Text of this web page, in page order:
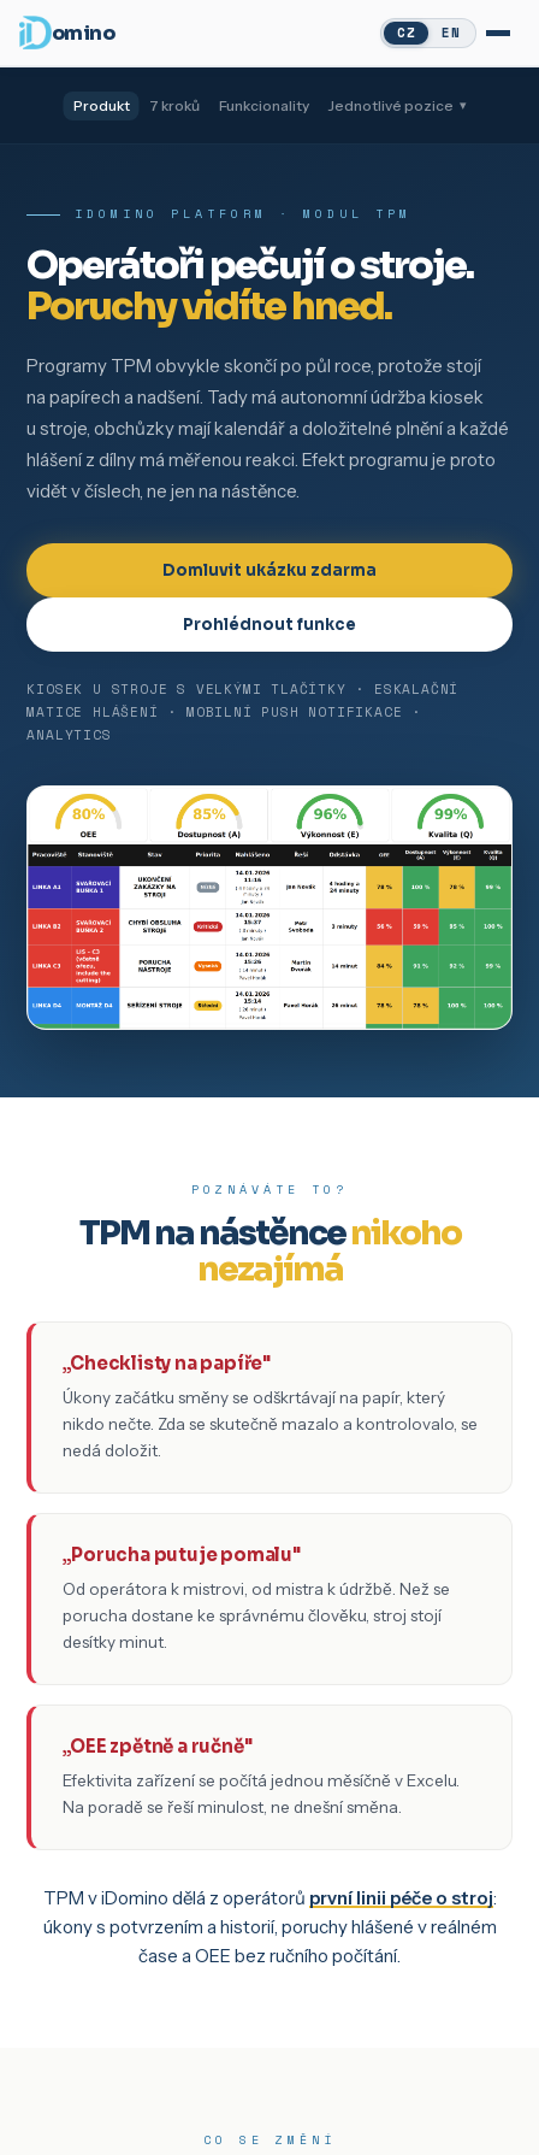
omino CZ EN
Produkt 7 kroků Funkcionality Jednotlivé pozice ▾
IDOMINO PLATFORM · MODUL TPM
Operátoři pečují o stroje.
Poruchy vidíte hned.
Programy TPM obvykle skončí po půl roce, protože stojí
na papírech a nadšení. Tady má autonomní údržba kiosek
u stroje, obchůzky mají kalendář a doložitelné plnění a každé
hlášení z dílny má měřenou reakci. Efekt programu je proto
vidět v číslech, ne jen na nástěnce.
Domluvit ukázku zdarma
Prohlédnout funkce
KIOSEK U STROJE S VELKÝMI TLAČÍTKY · ESKALAČNÍ
MATICE HLÁŠENÍ · MOBILNÍ PUSH NOTIFIKACE ·
ANALYTICS
POZNÁVÁTE TO?
TPM na nástěncenikoho
nezajímá
„Checklisty na papíře"
Úkony začátku směny se odškrtávají na papír, který
nikdo nečte. Zda se skutečně mazalo a kontrolovalo, se
nedá doložit.
„Porucha putuje pomalu"
Od operátora k mistrovi, od mistra k údržbě. Než se
porucha dostane ke správnému člověku, stroj stojí
desítky minut.
„OEE zpětně a ručně"
Efektivita zařízení se počítá jednou měsíčně v Excelu.
Na poradě se řeší minulost, ne dnešní směna.
TPM v iDomino dělá z operátorů první linii péče o stroj:
úkony s potvrzením a historií, poruchy hlášené v reálném
čase a OEE bez ručního počítání.
CO SE ZMĚNÍ